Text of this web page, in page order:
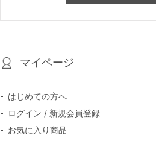
マイページ
はじめての方へ
ログイン / 新規会員登録
お気に入り商品